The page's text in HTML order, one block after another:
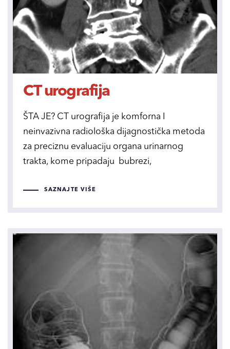
CT urografija
ŠTA JE? CT urografija je komforna I
neinvazivna radiološka dijagnostička metoda
za preciznu evaluaciju organa urinarnog
trakta, kome pripadaju bubrezi,
SAZNAJTE VIŠE